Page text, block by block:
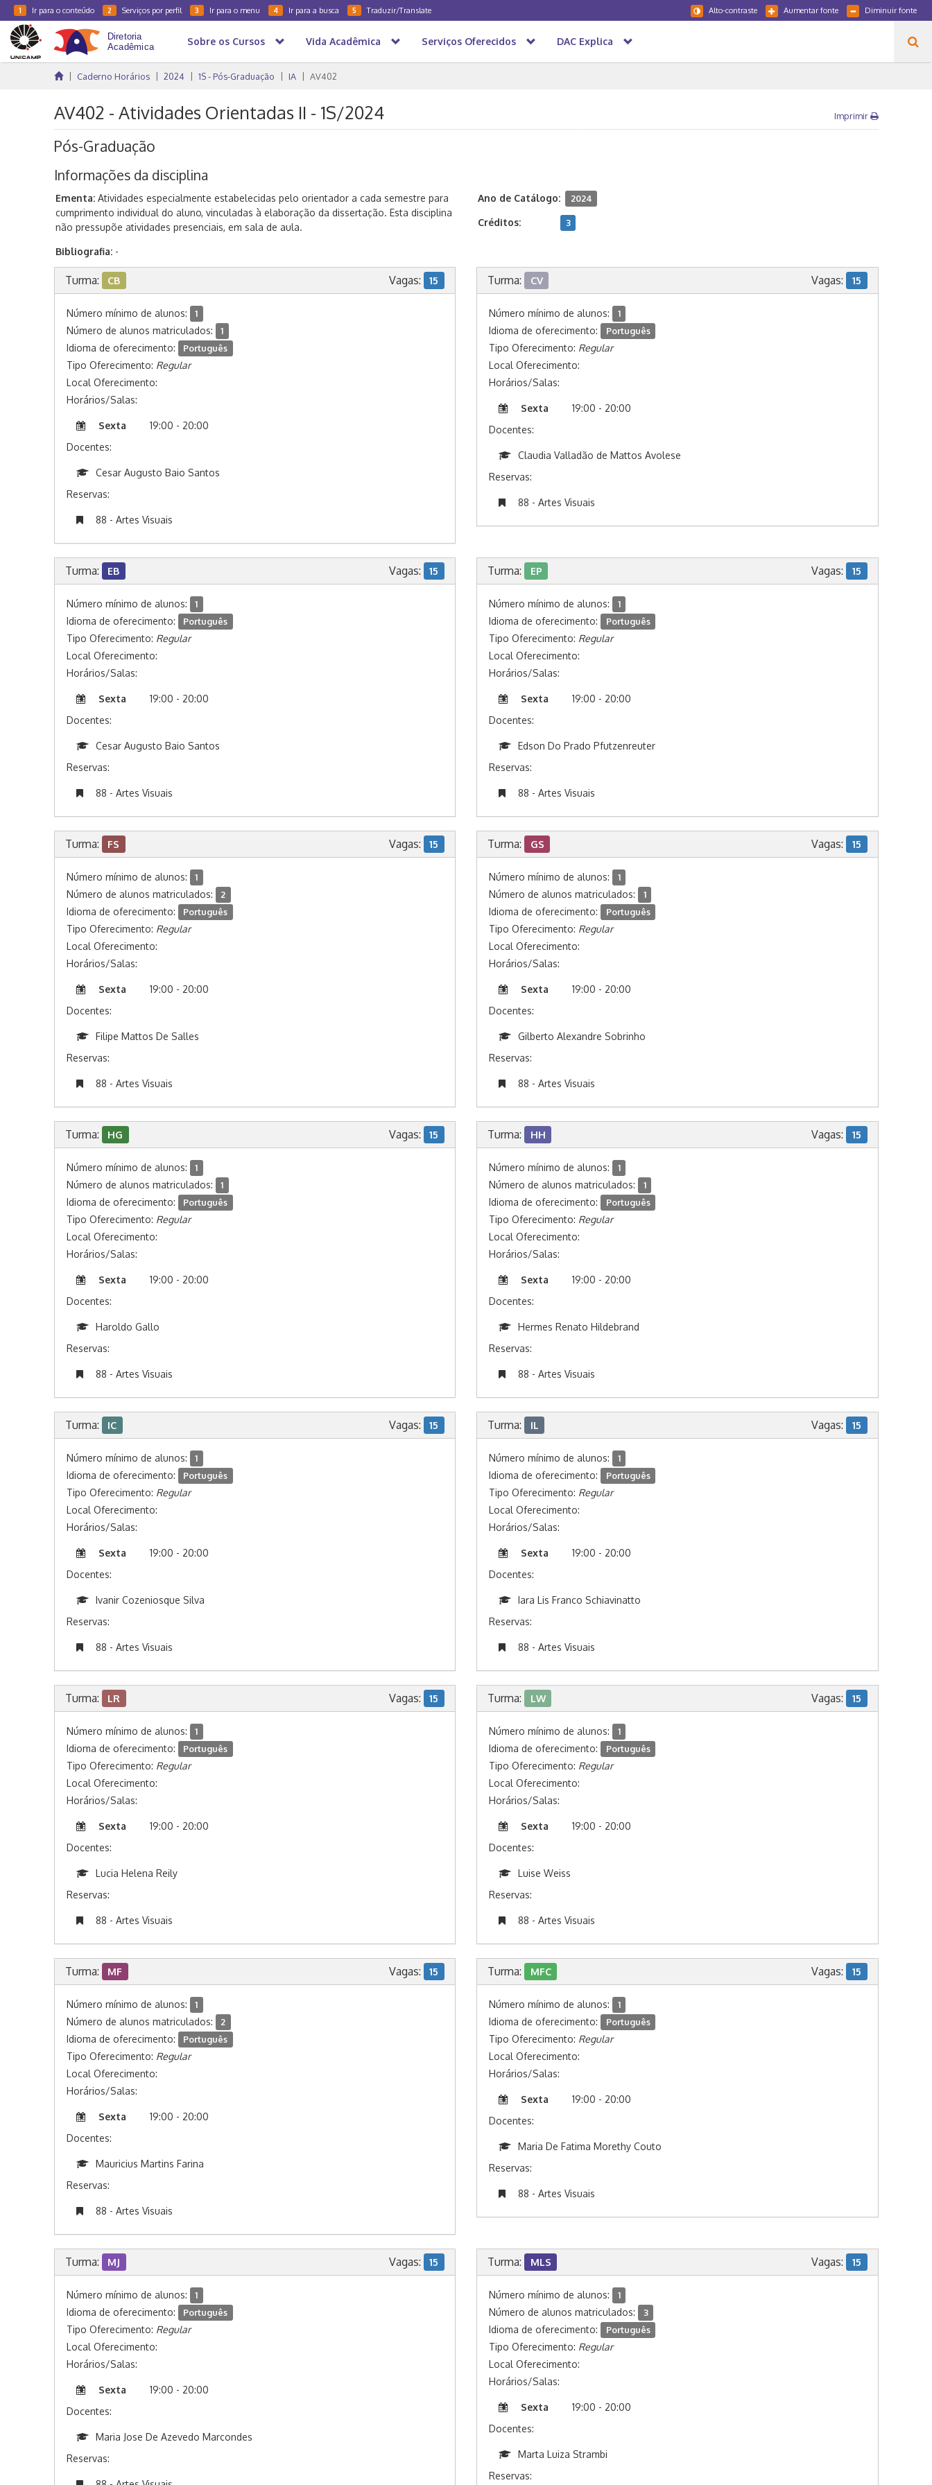
1 Ir para o conteúdo 2 Serviços por perfil 3 Ir para o menu 4 Ir para a busca 5 Traduzir/Translate Diminuir fonte
Aumentar fonte
Alto-contraste
Sobre os Cursos Vida Acadêmica Serviços Oferecidos DAC Explica
Caderno Horários 2024 1S - Pós-Graduação IA AV402
AV402 - Atividades Orientadas II - 1S/2024 Imprimir
Pós-Graduação
Informações da disciplina
Ementa:Atividades especialmente estabelecidas pelo orientador a cada semestre para
cumprimento individual do aluno, vinculadas à elaboração da dissertação. Esta disciplina
não pressupõe atividades presenciais, em sala de aula.
Bibliografia:-
Ano de Catálogo: 2024
Créditos: 3
Turma: CB Vagas: 15
Número mínimo de alunos: 1
Número de alunos matriculados: 1
Idioma de oferecimento: Português
Tipo Oferecimento: Regular
Local Oferecimento:
Horários/Salas:
Sexta
19:00 - 20:00
Docentes:
Cesar Augusto Baio Santos
Reservas:
88 - Artes Visuais
Turma: CV Vagas: 15
Número mínimo de alunos: 1
Idioma de oferecimento: Português
Tipo Oferecimento: Regular
Local Oferecimento:
Horários/Salas:
Sexta
19:00 - 20:00
Docentes:
Claudia Valladão de Mattos Avolese
Reservas:
88 - Artes Visuais
Turma: EB Vagas: 15
Número mínimo de alunos: 1
Idioma de oferecimento: Português
Tipo Oferecimento: Regular
Local Oferecimento:
Horários/Salas:
Sexta
19:00 - 20:00
Docentes:
Cesar Augusto Baio Santos
Reservas:
88 - Artes Visuais
Turma: EP Vagas: 15
Número mínimo de alunos: 1
Idioma de oferecimento: Português
Tipo Oferecimento: Regular
Local Oferecimento:
Horários/Salas:
Sexta
19:00 - 20:00
Docentes:
Edson Do Prado Pfutzenreuter
Reservas:
88 - Artes Visuais
Turma: FS Vagas: 15
Número mínimo de alunos: 1
Número de alunos matriculados: 2
Idioma de oferecimento: Português
Tipo Oferecimento: Regular
Local Oferecimento:
Horários/Salas:
Sexta
19:00 - 20:00
Docentes:
Filipe Mattos De Salles
Reservas:
88 - Artes Visuais
Turma: GS Vagas: 15
Número mínimo de alunos: 1
Número de alunos matriculados: 1
Idioma de oferecimento: Português
Tipo Oferecimento: Regular
Local Oferecimento:
Horários/Salas:
Sexta
19:00 - 20:00
Docentes:
Gilberto Alexandre Sobrinho
Reservas:
88 - Artes Visuais
Turma: HG Vagas: 15
Número mínimo de alunos: 1
Número de alunos matriculados: 1
Idioma de oferecimento: Português
Tipo Oferecimento: Regular
Local Oferecimento:
Horários/Salas:
Sexta
19:00 - 20:00
Docentes:
Haroldo Gallo
Reservas:
88 - Artes Visuais
Turma: HH Vagas: 15
Número mínimo de alunos: 1
Número de alunos matriculados: 1
Idioma de oferecimento: Português
Tipo Oferecimento: Regular
Local Oferecimento:
Horários/Salas:
Sexta
19:00 - 20:00
Docentes:
Hermes Renato Hildebrand
Reservas:
88 - Artes Visuais
Turma: IC Vagas: 15
Número mínimo de alunos: 1
Idioma de oferecimento: Português
Tipo Oferecimento: Regular
Local Oferecimento:
Horários/Salas:
Sexta
19:00 - 20:00
Docentes:
Ivanir Cozeniosque Silva
Reservas:
88 - Artes Visuais
Turma: IL Vagas: 15
Número mínimo de alunos: 1
Idioma de oferecimento: Português
Tipo Oferecimento: Regular
Local Oferecimento:
Horários/Salas:
Sexta
19:00 - 20:00
Docentes:
Iara Lis Franco Schiavinatto
Reservas:
88 - Artes Visuais
Turma: LR Vagas: 15
Número mínimo de alunos: 1
Idioma de oferecimento: Português
Tipo Oferecimento: Regular
Local Oferecimento:
Horários/Salas:
Sexta
19:00 - 20:00
Docentes:
Lucia Helena Reily
Reservas:
88 - Artes Visuais
Turma: LW Vagas: 15
Número mínimo de alunos: 1
Idioma de oferecimento: Português
Tipo Oferecimento: Regular
Local Oferecimento:
Horários/Salas:
Sexta
19:00 - 20:00
Docentes:
Luise Weiss
Reservas:
88 - Artes Visuais
Turma: MF Vagas: 15
Número mínimo de alunos: 1
Número de alunos matriculados: 2
Idioma de oferecimento: Português
Tipo Oferecimento: Regular
Local Oferecimento:
Horários/Salas:
Sexta
19:00 - 20:00
Docentes:
Mauricius Martins Farina
Reservas:
88 - Artes Visuais
Turma: MFC Vagas: 15
Número mínimo de alunos: 1
Idioma de oferecimento: Português
Tipo Oferecimento: Regular
Local Oferecimento:
Horários/Salas:
Sexta
19:00 - 20:00
Docentes:
Maria De Fatima Morethy Couto
Reservas:
88 - Artes Visuais
Turma: MJ Vagas: 15
Número mínimo de alunos: 1
Idioma de oferecimento: Português
Tipo Oferecimento: Regular
Local Oferecimento:
Horários/Salas:
Sexta
19:00 - 20:00
Docentes:
Maria Jose De Azevedo Marcondes
Reservas:
Turma: MLS Vagas: 15
Número mínimo de alunos: 1
Número de alunos matriculados: 3
Idioma de oferecimento: Português
Tipo Oferecimento: Regular
Local Oferecimento:
Horários/Salas:
Sexta
19:00 - 20:00
Docentes:
Marta Luiza Strambi
Reservas: